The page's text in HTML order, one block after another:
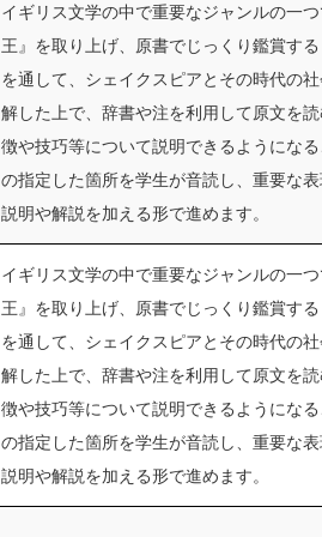
イギリス文学の中で重要なジャンルの一
王』を取り上げ、原書でじっくり鑑賞す
を通して、シェイクスピアとその時代の
解した上で、辞書や注を利用して原文を
徴や技巧等について説明できるようにな
の指定した箇所を学生が音読し、重要な
説明や解説を加える形で進めます。
イギリス文学の中で重要なジャンルの一
王』を取り上げ、原書でじっくり鑑賞す
を通して、シェイクスピアとその時代の
解した上で、辞書や注を利用して原文を
徴や技巧等について説明できるようにな
の指定した箇所を学生が音読し、重要な
説明や解説を加える形で進めます。